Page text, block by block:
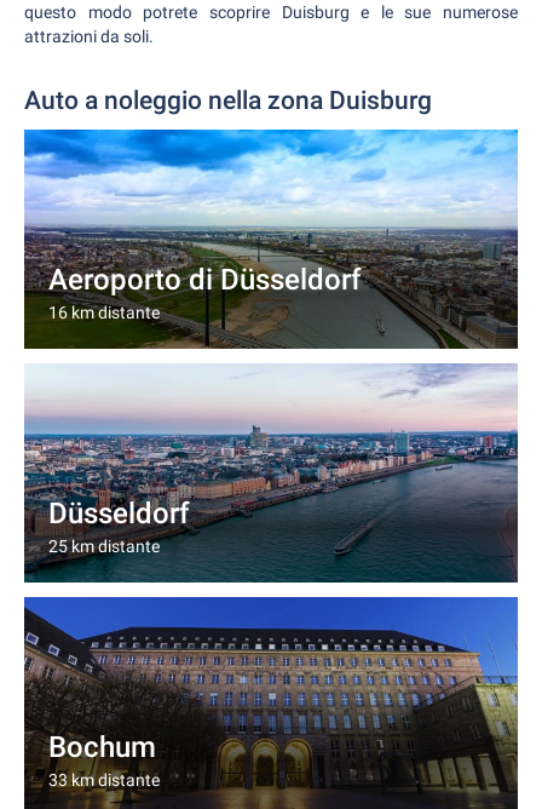
questo modo potrete scoprire Duisburg e le sue numerose
attrazioni da soli.
Auto a noleggio nella zona Duisburg
Aeroporto di Düsseldorf
16 km distante
Düsseldorf
25 km distante
Bochum
33 km distante